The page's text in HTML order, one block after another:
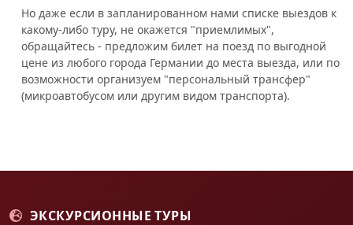
Но даже если в запланированном нами списке выездов к
какому-либо туру, не окажется "приемлимых",
обращайтесь - предложим билет на поезд по выгодной
цене из любого города Германии до места выезда, или по
возможности организуем "персональный трансфер"
(микроавтобусом или другим видом транспорта).
ЭКСКУРСИОННЫЕ ТУРЫ